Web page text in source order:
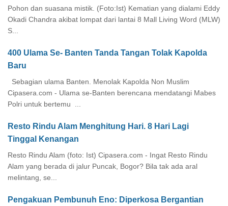
Pohon dan suasana mistik. (Foto:Ist) Kematian yang dialami Eddy
Okadi Chandra akibat lompat dari lantai 8 Mall Living Word (MLW)
S...
400 Ulama Se- Banten Tanda Tangan Tolak Kapolda
Baru
Sebagian ulama Banten. Menolak Kapolda Non Muslim
Cipasera.com - Ulama se-Banten berencana mendatangi Mabes
Polri untuk bertemu ...
Resto Rindu Alam Menghitung Hari. 8 Hari Lagi
Tinggal Kenangan
Resto Rindu Alam (foto: Ist) Cipasera.com - Ingat Resto Rindu
Alam yang berada di jalur Puncak, Bogor? Bila tak ada aral
melintang, se...
Pengakuan Pembunuh Eno: Diperkosa Bergantian